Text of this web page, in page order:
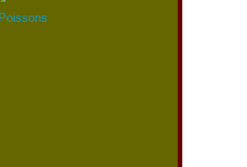
Poissons